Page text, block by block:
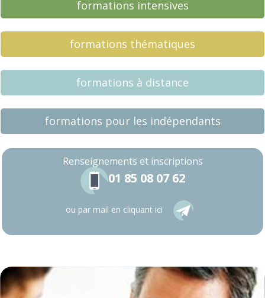
formations intensives
formations thématiques
formations à distance
formations pour les indépendants
Renseignements et inscriptions
01 85 08 07 62
ou par mail en cliquant ici